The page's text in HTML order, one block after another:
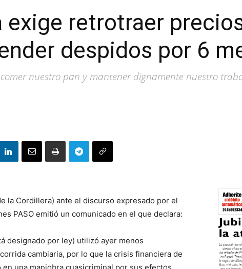
exige retrotraer
despidos por 6
nuestro pan y mantener dignamente nuestro
la Cordillera) ante el discurso expresado por el
PASO emitió un comunicado en el que declara:
designado por ley) utilizó ayer menos
cambiaria, por lo que la crisis financiera de